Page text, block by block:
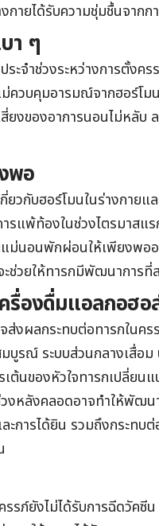
กายได้รับความชุ่มชื้นจาก
า ๆ
ระจำช่วงระหว่างการตั้งคร
ควบคุมอารมณ์จากฮอร์โม
ยงของอาการนอนไม่หลับ
พอ
ยวกับฮอร์โมนในร่างกาย
ารแพ้ท้องในช่วงไตรมา
ม่นอนพักผ่อนให้เพียงพอ
ะช่วยให้ทารกมีพัฒนาการ
รื่องดื่มแอลกอฮอ
ส่งผลกระทบต่อทารกในค
บูรณ์ ระบบส่วนกลางเสื่อ
ต้นของหัวใจทารกเปลี่ยน
งหลังคลอดอาจทำให้พัฒ
ะการได้ยิน รวมถึงกระทบ
ภ์ยังไม่ได้รับการฉีดวัคซี